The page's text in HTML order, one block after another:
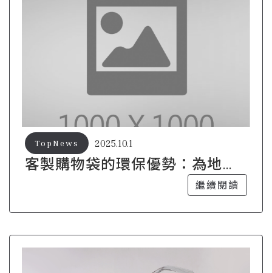
客製購物袋的環保優勢：為地球
2025.10.1
TopNews
繼續閱讀